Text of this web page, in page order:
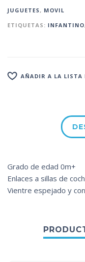
JUGUETES, MOVIL
ETIQUETAS: INFANTINO
AÑADIR A LA LISTA
Grado de edad 0m+
Enlaces a sillas de
Vientre espejado y